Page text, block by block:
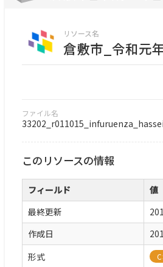
リソース名
倉敷市_令和元
ファイル名
このリソースの情報
フィールド
値
最終更新
作成日
形式